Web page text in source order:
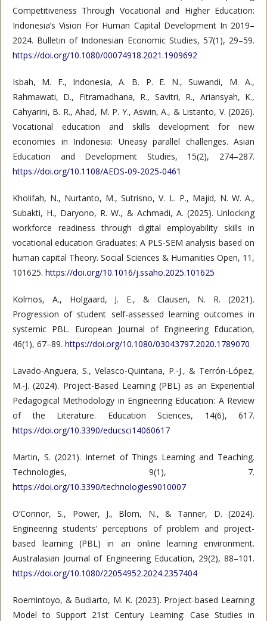
Competitiveness Through Vocational and Higher Education:
Indonesia’s Vision For Human Capital Development In 2019–
2024. Bulletin of Indonesian Economic Studies, 57(1), 29–59.
https://doi.org/10.1080/00074918.2021.1909692
Isbah, M. F., Indonesia, A. B. P. E. N., Suwandi, M. A.,
Rahmawati, D., Fitramadhana, R., Savitri, R., Ariansyah, K.,
Cahyarini, B. R., Ahad, M. P. Y., Aswin, A., & Listanto, V. (2026).
Vocational education and skills development for new
economies in Indonesia: Uneasy parallel challenges. Asian
Education and Development Studies, 15(2), 274–287.
https://doi.org/10.1108/AEDS-09-2025-0461
Kholifah, N., Nurtanto, M., Sutrisno, V. L. P., Majid, N. W. A.,
Subakti, H., Daryono, R. W., & Achmadi, A. (2025). Unlocking
workforce readiness through digital employability skills in
vocational education Graduates: A PLS-SEM analysis based on
human capital Theory. Social Sciences & Humanities Open, 11,
101625. https://doi.org/10.1016/j.ssaho.2025.101625
Kolmos, A., Holgaard, J. E., & Clausen, N. R. (2021).
Progression of student self-assessed learning outcomes in
systemic PBL. European Journal of Engineering Education,
46(1), 67–89. https://doi.org/10.1080/03043797.2020.1789070
Lavado-Anguera, S., Velasco-Quintana, P.-J., & Terrón-López,
M.-J. (2024). Project-Based Learning (PBL) as an Experiential
Pedagogical Methodology in Engineering Education: A Review
of the Literature. Education Sciences, 14(6), 617.
https://doi.org/10.3390/educsci14060617
Martin, S. (2021). Internet of Things Learning and Teaching.
Technologies, 9(1), 7.
https://doi.org/10.3390/technologies9010007
O’Connor, S., Power, J., Blom, N., & Tanner, D. (2024).
Engineering students’ perceptions of problem and project-
based learning (PBL) in an online learning environment.
Australasian Journal of Engineering Education, 29(2), 88–101.
https://doi.org/10.1080/22054952.2024.2357404
Roemintoyo, & Budiarto, M. K. (2023). Project-based Learning
Model to Support 21st Century Learning: Case Studies in